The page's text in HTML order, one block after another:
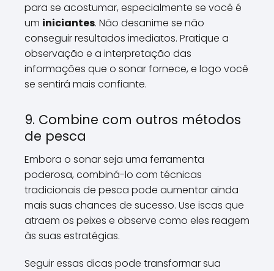
para se acostumar, especialmente se você é
um iniciantes. Não desanime se não
conseguir resultados imediatos. Pratique a
observação e a interpretação das
informações que o sonar fornece, e logo você
se sentirá mais confiante.
9. Combine com outros métodos
de pesca
Embora o sonar seja uma ferramenta
poderosa, combiná-lo com técnicas
tradicionais de pesca pode aumentar ainda
mais suas chances de sucesso. Use iscas que
atraem os peixes e observe como eles reagem
às suas estratégias.
Seguir essas dicas pode transformar sua